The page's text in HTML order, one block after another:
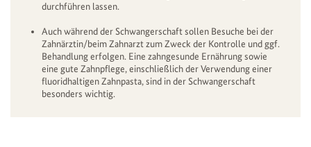
durchführen lassen.
Auch während der Schwangerschaft sollen Besuche bei der
Zahnärztin/beim Zahnarzt zum Zweck der Kontrolle und ggf.
Behandlung erfolgen. Eine zahngesunde Ernährung sowie
eine gute Zahnpflege, einschließlich der Verwendung einer
fluoridhaltigen Zahnpasta, sind in der Schwangerschaft
besonders wichtig.